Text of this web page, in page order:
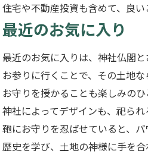
住宅や不動産投資も含めて、良
最近のお気に入り
最近のお気に入りは、神社仏閣と
お参りに行くことで、その土地
お守りを授かることも楽しみのひ
神社によってデザインも、祀られ
鞄にお守りを忍ばせていると、
歴史を学び、土地の神様に手を